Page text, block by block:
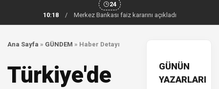
24
10:18
/ Merkez Bankası faiz kararını açıkladı
Ana Sayfa » GÜNDEM » Haber Detayı
Türkiye'de
GÜNÜN
YAZARLARI